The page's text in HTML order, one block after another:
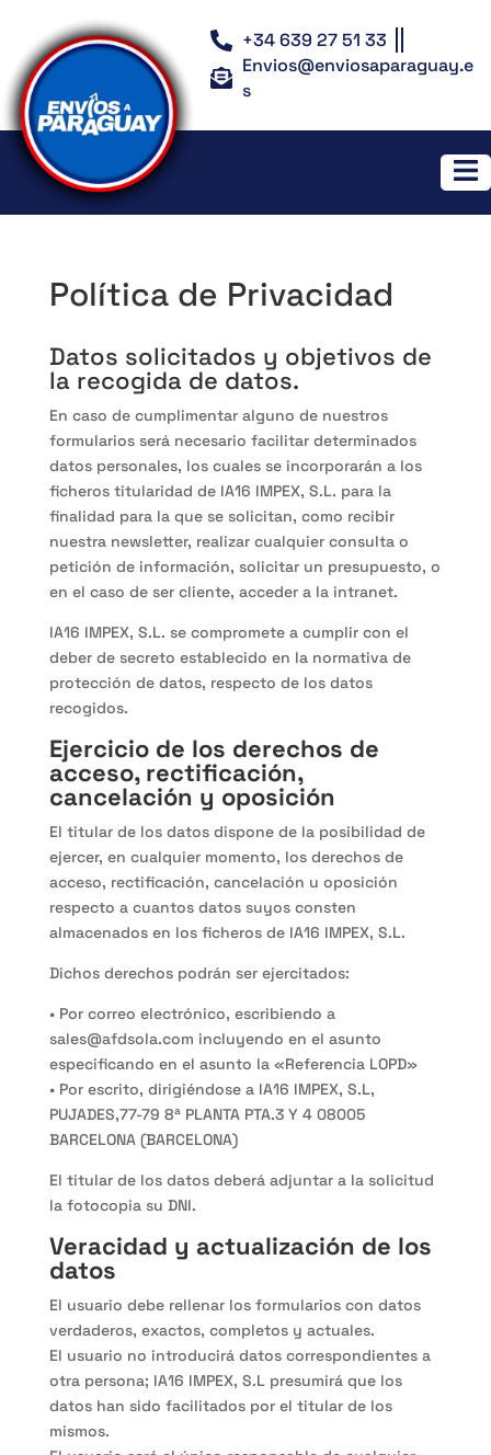
+34 639 27 51 33
Envios@enviosaparaguay.e
s
Política de Privacidad
Datos solicitados y objetivos de
la recogida de datos.
En caso de cumplimentar alguno de nuestros
formularios será necesario facilitar determinados
datos personales, los cuales se incorporarán a los
ficheros titularidad de IA16 IMPEX, S.L. para la
finalidad para la que se solicitan, como recibir
nuestra newsletter, realizar cualquier consulta o
petición de información, solicitar un presupuesto, o
en el caso de ser cliente, acceder a la intranet.
IA16 IMPEX, S.L. se compromete a cumplir con el
deber de secreto establecido en la normativa de
protección de datos, respecto de los datos
recogidos.
Ejercicio de los derechos de
acceso, rectificación,
cancelación y oposición
El titular de los datos dispone de la posibilidad de
ejercer, en cualquier momento, los derechos de
acceso, rectificación, cancelación u oposición
respecto a cuantos datos suyos consten
almacenados en los ficheros de IA16 IMPEX, S.L.
Dichos derechos podrán ser ejercitados:
• Por correo electrónico, escribiendo a
sales@afdsola.com incluyendo en el asunto
especificando en el asunto la «Referencia LOPD»
• Por escrito, dirigiéndose a IA16 IMPEX, S.L,
PUJADES,77-79 8ª PLANTA PTA.3 Y 4 08005
BARCELONA (BARCELONA)
El titular de los datos deberá adjuntar a la solicitud
la fotocopia su DNI.
Veracidad y actualización de los
datos
El usuario debe rellenar los formularios con datos
verdaderos, exactos, completos y actuales.
El usuario no introducirá datos correspondientes a
otra persona; IA16 IMPEX, S.L presumirá que los
datos han sido facilitados por el titular de los
mismos.